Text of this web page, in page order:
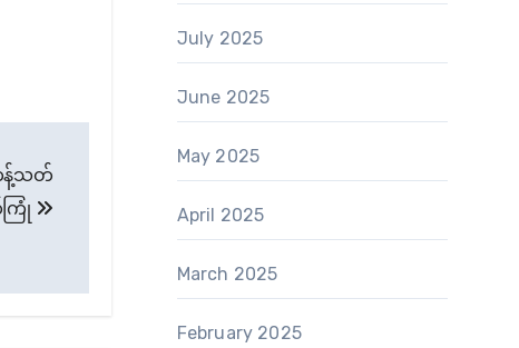
န့်သတ်
ြုံ
July 2025
June 2025
May 2025
April 2025
March 2025
February 2025